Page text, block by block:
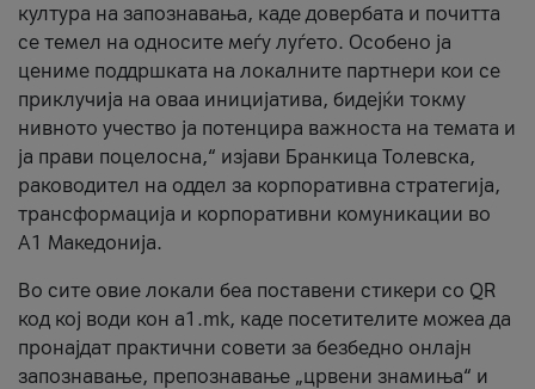
култура на запознавања, каде довербата и почитта
се темел на односите меѓу луѓето. Особено ја
цениме поддршката на локалните партнери кои се
приклучија на оваа иницијатива, бидејќи токму
нивното учество ја потенцира важноста на темата и
ја прави поцелосна,“ изјави Бранкица Толевска,
раководител на оддел за корпоративна стратегија,
трансформација и корпоративни комуникации во
А1 Македонија.
Во сите овие локали беа поставени стикери со QR
код кој води кон a1.mk, каде посетителите можеа да
пронајдат практични совети за безбедно онлајн
запознавање, препознавање „црвени знамиња“ и